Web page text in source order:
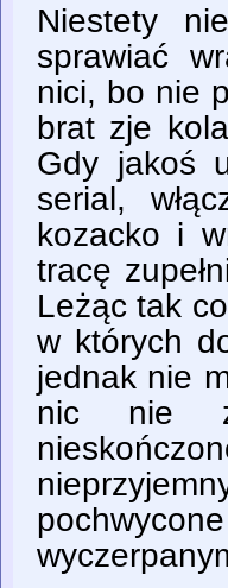
Niestety
sprawiać
nici, bo nie
brat zje
Gdy jakoś
serial,
kozacko i
tracę
Leżąc tak
w których
jednak nie
nic nie